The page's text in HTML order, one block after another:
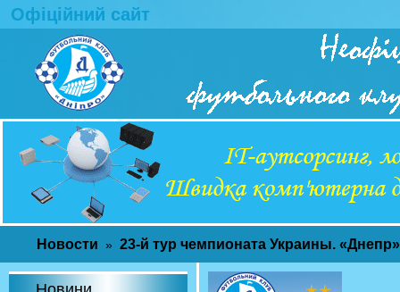
Офіційний сайт
Новости » 23-й тур чемпионата Украины.